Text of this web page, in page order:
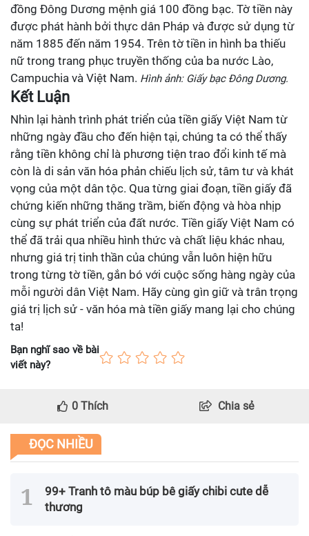
đồng Đông Dương mệnh giá 100 đồng bạc. Tờ tiền này
được phát hành bởi thực dân Pháp và được sử dụng từ
năm 1885 đến năm 1954. Trên tờ tiền in hình ba thiếu
nữ trong trang phục truyền thống của ba nước Lào,
Campuchia và Việt Nam. Hình ảnh: Giấy bạc Đông Dương.
Kết Luận
Nhìn lại hành trình phát triển của tiền giấy Việt Nam từ
những ngày đầu cho đến hiện tại, chúng ta có thể thấy
rằng tiền không chỉ là phương tiện trao đổi kinh tế mà
còn là di sản văn hóa phản chiếu lịch sử, tâm tư và khát
vọng của một dân tộc. Qua từng giai đoạn, tiền giấy đã
chứng kiến những thăng trầm, biến động và hòa nhịp
cùng sự phát triển của đất nước. Tiền giấy Việt Nam có
thể đã trải qua nhiều hình thức và chất liệu khác nhau,
nhưng giá trị tinh thần của chúng vẫn luôn hiện hữu
trong từng tờ tiền, gắn bó với cuộc sống hàng ngày của
mỗi người dân Việt Nam. Hãy cùng gìn giữ và trân trọng
giá trị lịch sử - văn hóa mà tiền giấy mang lại cho chúng
ta!
Bạn nghĩ sao về bài
viết này?
0 Thích Chia sẻ
ĐỌC NHIỀU
99+ Tranh tô màu búp bê giấy chibi cute dễ
thương